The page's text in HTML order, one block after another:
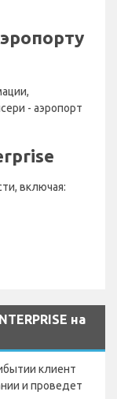
- аэропорт
включая:
на
клиент
и проведет